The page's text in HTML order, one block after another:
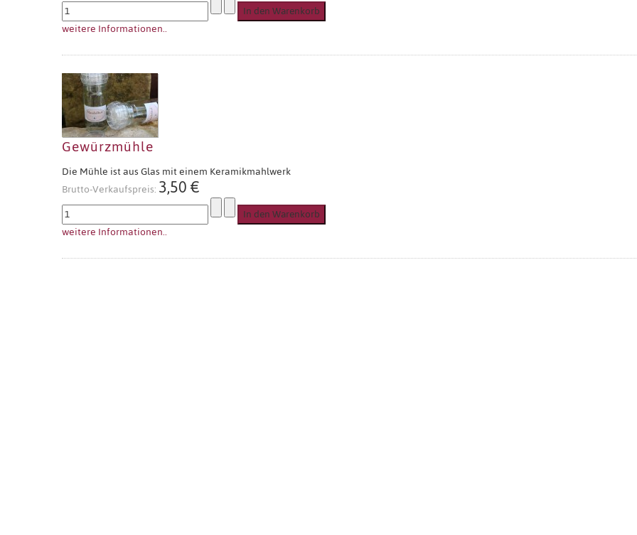
weitere Informationen..
Gewürzmühle
Die Mühle ist aus Glas mit einem Keramikmahlwerk
Brutto-Verkaufspreis:3,50 €
weitere Informationen..